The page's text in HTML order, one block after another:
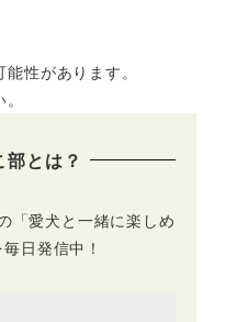
性があります。
部とは？
「愛犬と一緒に楽しめ
日発信中！